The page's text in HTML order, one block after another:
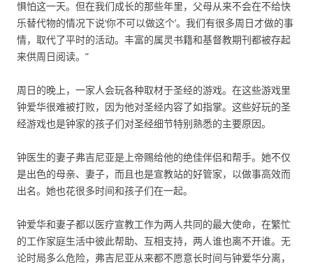
惧怕这一天。但在我们成长的那些年里，父母从来不会在不给快
乐替代物的情况下说‘你不可以做这个’。我们有很多周日才做的事
情，取代了平时的活动。丰富的属灵书籍和基督教期刊都被存起
来供周日阅读。”
周日的晚上，一家人会玩各种取材于圣经的游戏。在这些游戏里
钟爱华很难被打败，因为他对圣经内容了如指掌。这些好玩的圣
经游戏也是钟家的孩子们对圣经细节特别熟悉的主要原因。
钟医生的妻子弗吉尼亚是上帝赐给他的绝佳伴侣和帮手。她不仅
是出色的母亲、妻子，而且也是宣教站的好管家，以做事高效而
出名。她也花很多时间和孩子们在一起。
钟爱华和妻子都以医疗宣教工作为两人共同的最大使命，在繁忙
的工作家庭生活中彼此帮助、互相支持，两人谁也离不开谁。无
论时局多么危险，弗吉尼亚从来都不愿意长时间与钟爱华分离，